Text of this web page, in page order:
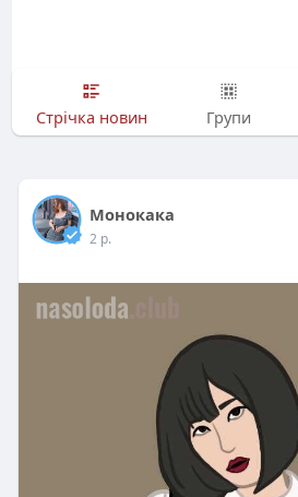
Стрічка новин Групи
Монокака
2 р.